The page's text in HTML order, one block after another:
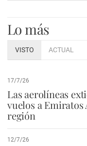
Lo más
VISTO ACTUAL
17/7/26
Las aerolíneas
vuelos a Emiratos
región
12/7/26